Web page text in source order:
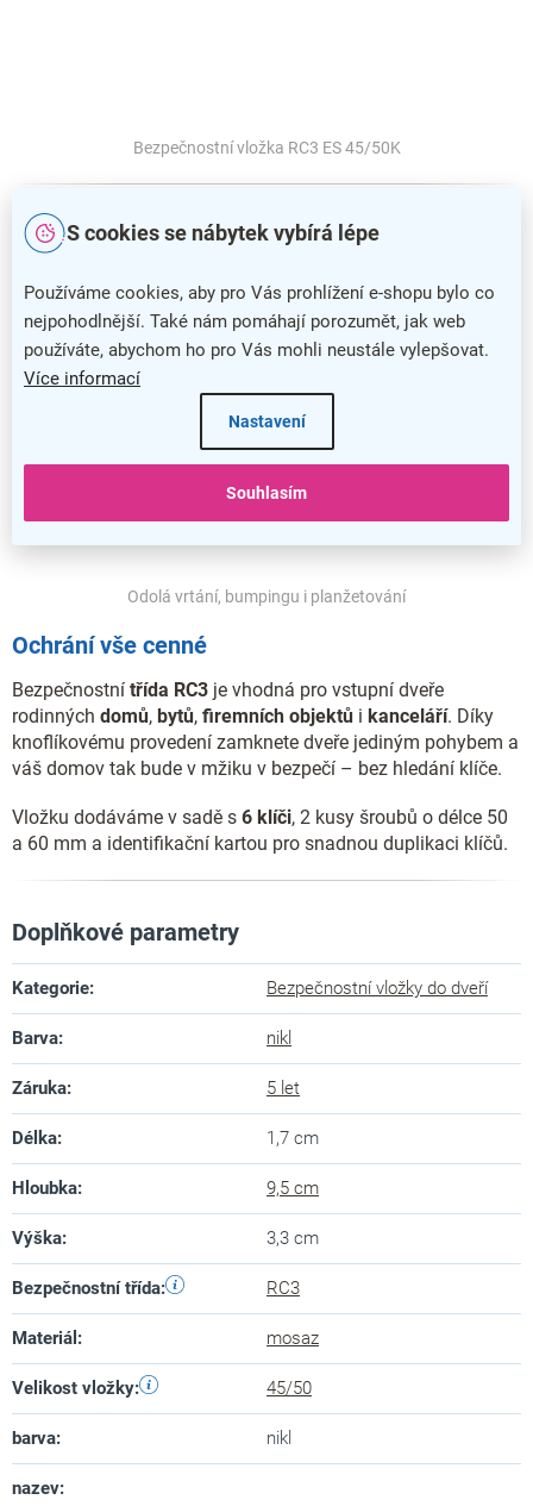
S cookies se nábytek vybírá lépe
Používáme cookies, aby pro Vás prohlížení e-shopu bylo co
nejpohodlnější. Také nám pomáhají porozumět, jak web
používáte, abychom ho pro Vás mohli neustále vylepšovat.
Více informací
Nastavení
Souhlasím
Bezpečnostní vložka RC3 ES 45/50K
Odolá vrtání, bumpingu i planžetování
Ochrání vše cenné
Bezpečnostní třída RC3 je vhodná pro vstupní dveře
rodinných domů, bytů, firemních objektů i kanceláří. Díky
knoflíkovému provedení zamknete dveře jediným pohybem a
váš domov tak bude v mžiku v bezpečí – bez hledání klíče.
Vložku dodáváme v sadě s 6 klíči, 2 kusy šroubů o délce 50
a 60 mm a identifikační kartou pro snadnou duplikaci klíčů.
Doplňkové parametry
Kategorie: Bezpečnostní vložky do dveří
Barva: nikl
Záruka: 5 let
Délka: 1,7 cm
Hloubka: 9,5 cm
Výška: 3,3 cm
Bezpečnostní třída: RC3
Materiál : mosaz
Velikost vložky: 45/50
barva: nikl
nazev: